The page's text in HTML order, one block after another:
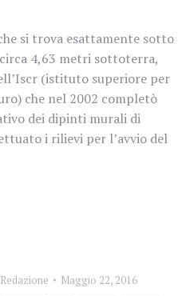
si trova esattamente sotto
4,63 metri sottoterra,
(istituto superiore per
che nel 2002 completò
dei dipinti murali di
i rilievi per l’avvio del
Redazione
Maggio 22, 2016